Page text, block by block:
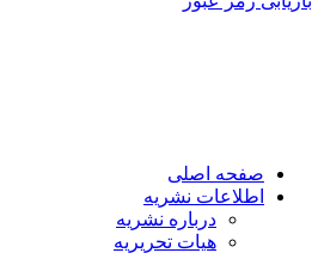
صفحه اصلی
اطلاعات نشریه
درباره نشریه
هیات تحریریه